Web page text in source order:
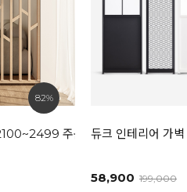
82%
주문제작 상품
듀크 인테리어 가
58,900 199,000